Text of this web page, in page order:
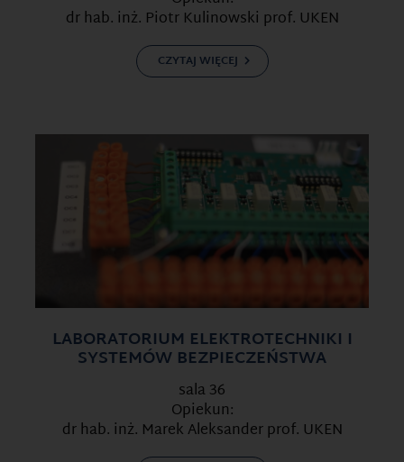
dr hab. inż. Piotr Kulinowski prof. UKEN
CZYTAJ WIĘCEJ
LABORATORIUM ELEKTROTECHNIKI I
SYSTEMÓW BEZPIECZEŃSTWA
sala 36
Opiekun:
dr hab. inż. Marek Aleksander prof. UKEN